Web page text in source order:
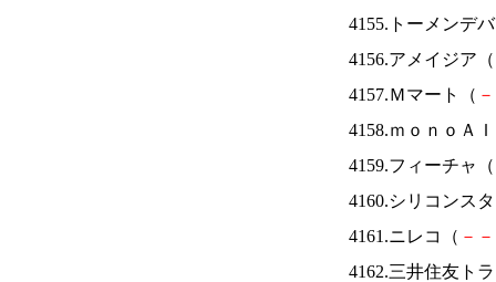
4155.トーメンデ
4156.アメイジア（
4157.Ｍマート（ －
4158.ｍｏｎｏＡ
4159.フィーチャ（
4160.シリコンス
4161.ニレコ（ － －
4162.三井住友ト